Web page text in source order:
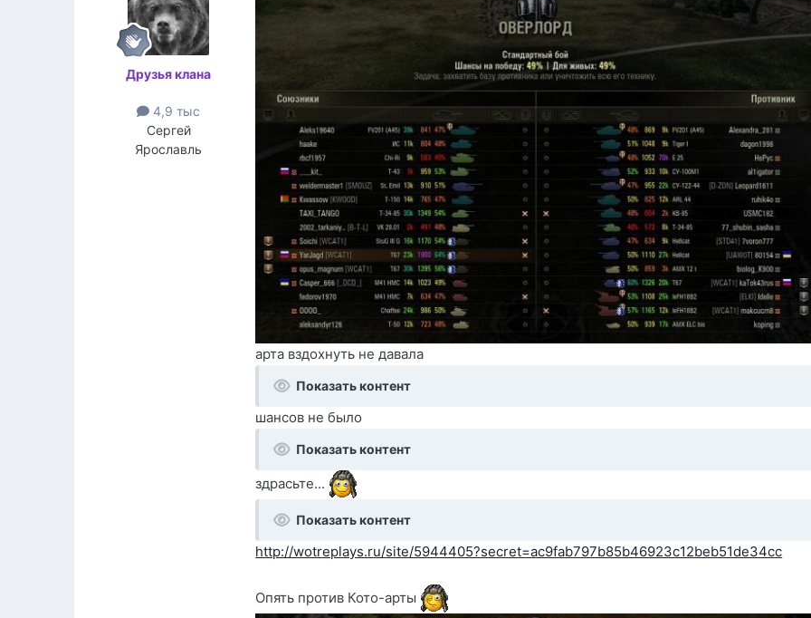
Друзья клана
4,9 тыс
Сергей
Ярославль
арта вздохнуть не давала
Показать контент
шансов не было
Показать контент
здрасьте...
Показать контент
http://wotreplays.ru/site/5944405?secret=ac9fab797b85b46923c12beb51de34cc
Опять против Кото-арты